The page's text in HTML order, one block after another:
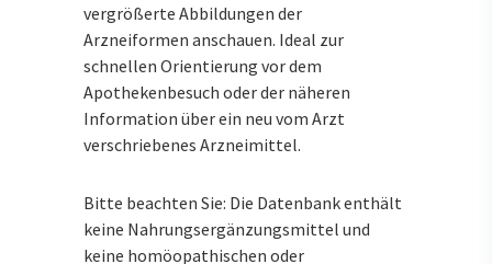
vergrößerte Abbildungen der
Arzneiformen anschauen. Ideal zur
schnellen Orientierung vor dem
Apothekenbesuch oder der näheren
Information über ein neu vom Arzt
verschriebenes Arzneimittel.
Bitte beachten Sie: Die Datenbank enthält
keine Nahrungsergänzungsmittel und
keine homöopathischen oder